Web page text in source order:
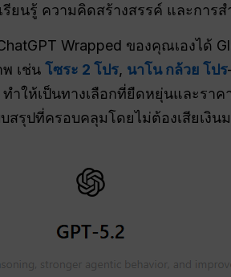
ยนรู้ ความคิดสร้างสรรค์ และการ
Wrapped ของคุณเองได้
เช่น โซระ 2 โปร, นาโน กล้วย โปร
ทำให้เป็นทางเลือกที่ยืดหยุ่นและรา
สรุปที่ครอบคลุมโดยไม่ต้องเสียเงิน